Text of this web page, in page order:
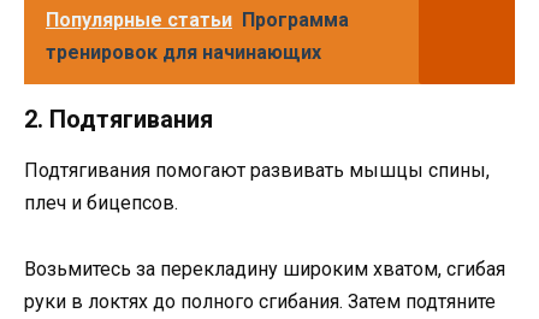
Популярные статьи Программа
тренировок для начинающих
2. Подтягивания
Подтягивания помогают развивать мышцы спины,
плеч и бицепсов.
Возьмитесь за перекладину широким хватом, сгибая
руки в локтях до полного сгибания. Затем подтяните